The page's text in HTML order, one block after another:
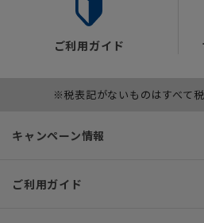
ご利用ガイド
※税表記がないものはすべて
キャンペーン情報
ご利用ガイド